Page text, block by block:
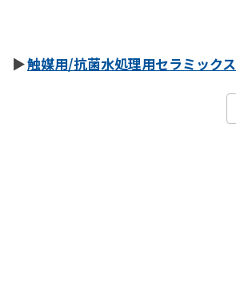
触媒用/抗菌水処理用セラミックス